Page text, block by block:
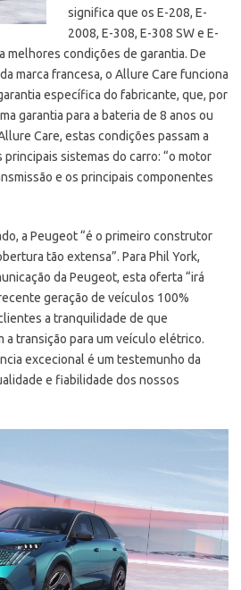
significa que os E-208, E-
2008, E-308, E-308 SW e E-
melhores condições de garantia. De
marca francesa, o Allure Care funciona
específica do fabricante, que, por
garantia para a bateria de 8 anos ou
Care, estas condições passam a
principais sistemas do carro: “o motor
e os principais componentes
a Peugeot “é o primeiro construtor
tão extensa”. Para Phil York,
da Peugeot, esta oferta “irá
geração de veículos 100%
a tranquilidade de que
a transição para um veículo elétrico.
excecional é um testemunho da
e fiabilidade dos nossos